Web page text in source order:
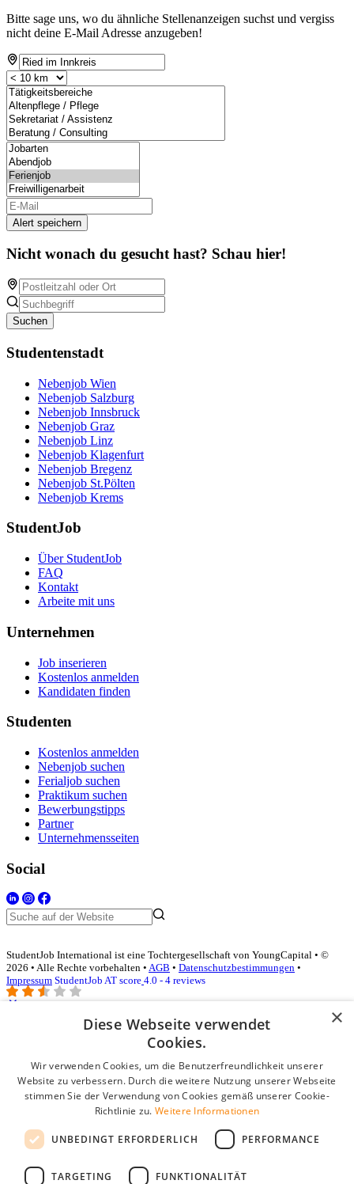
Bitte sage uns, wo du ähnliche Stellenanzeigen suchst und vergiss
nicht deine E-Mail Adresse anzugeben!
Alert speichern
Nicht wonach du gesucht hast? Schau hier!
Suchen
Studentenstadt
Nebenjob Wien
Nebenjob Salzburg
Nebenjob Innsbruck
Nebenjob Graz
Nebenjob Linz
Nebenjob Klagenfurt
Nebenjob Bregenz
Nebenjob St.Pölten
Nebenjob Krems
StudentJob
Über StudentJob
FAQ
Kontakt
Arbeite mit uns
Unternehmen
Job inserieren
Kostenlos anmelden
Kandidaten finden
Studenten
Kostenlos anmelden
Nebenjob suchen
Ferialjob suchen
Praktikum suchen
Bewerbungstipps
Partner
Unternehmensseiten
Social
StudentJob International ist eine Tochtergesellschaft von YoungCapital • ©
2026 • Alle Rechte vorbehalten • AGB • Datenschutzbestimmungen •
Impressum StudentJob AT score 4.0 - 4 reviews
Login für Unternehmen
E-Mail*
Passwort
Angemeldet bleiben
Passwort vergessen?
×
Diese Webseite verwendet
Cookies.
Wir verwenden Cookies, um die Benutzerfreundlichkeit unserer
Website zu verbessern. Durch die weitere Nutzung unserer Webseite
stimmen Sie der Verwendung von Cookies gemäß unserer Cookie-
Richtlinie zu. Weitere Informationen
UNBEDINGT ERFORDERLICH PERFORMANCE
TARGETING FUNKTIONALITÄT